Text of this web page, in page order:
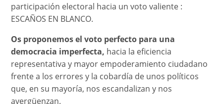
participación electoral hacia un voto valiente :
ESCAÑOS EN BLANCO.
Os proponemos el voto perfecto para una
democracia imperfecta, hacia la eficiencia
representativa y mayor empoderamiento ciudadano
frente a los errores y la cobardía de unos políticos
que, en su mayoría, nos escandalizan y nos
avergüenzan.